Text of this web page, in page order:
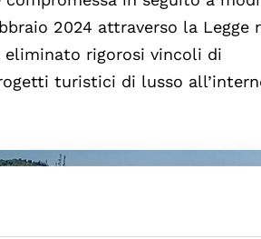
2024 attraverso la Legge
eliminato rigorosi vincoli di
turistici di lusso